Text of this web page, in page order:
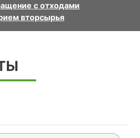
с отходами
вторсырья